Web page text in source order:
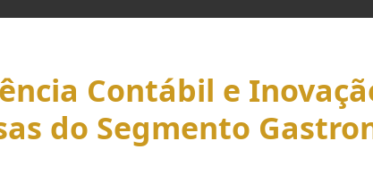
Contábil e
do Segmento